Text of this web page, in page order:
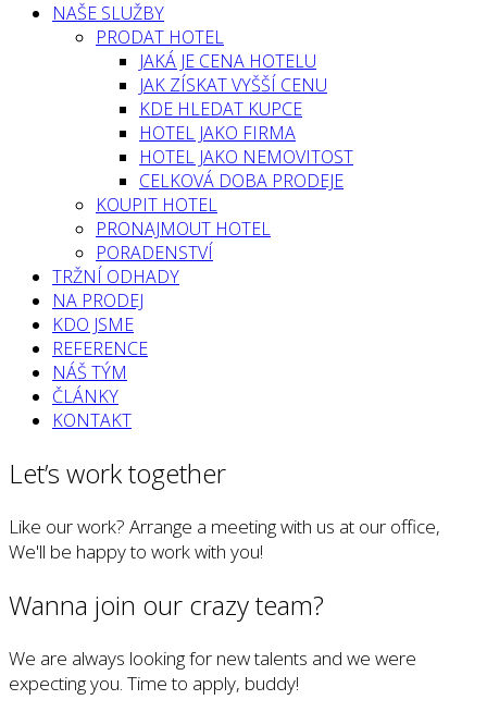
NAŠE SLUŽBY
PRODAT HOTEL
JAKÁ JE CENA HOTELU
JAK ZÍSKAT VYŠŠÍ CENU
KDE HLEDAT KUPCE
HOTEL JAKO FIRMA
HOTEL JAKO NEMOVITOST
CELKOVÁ DOBA PRODEJE
KOUPIT HOTEL
PRONAJMOUT HOTEL
PORADENSTVÍ
TRŽNÍ ODHADY
NA PRODEJ
KDO JSME
REFERENCE
NÁŠ TÝM
ČLÁNKY
KONTAKT
Let’s work together
Like our work? Arrange a meeting with us at our office,
We'll be happy to work with you!
Wanna join our crazy team?
We are always looking for new talents and we were
expecting you. Time to apply, buddy!